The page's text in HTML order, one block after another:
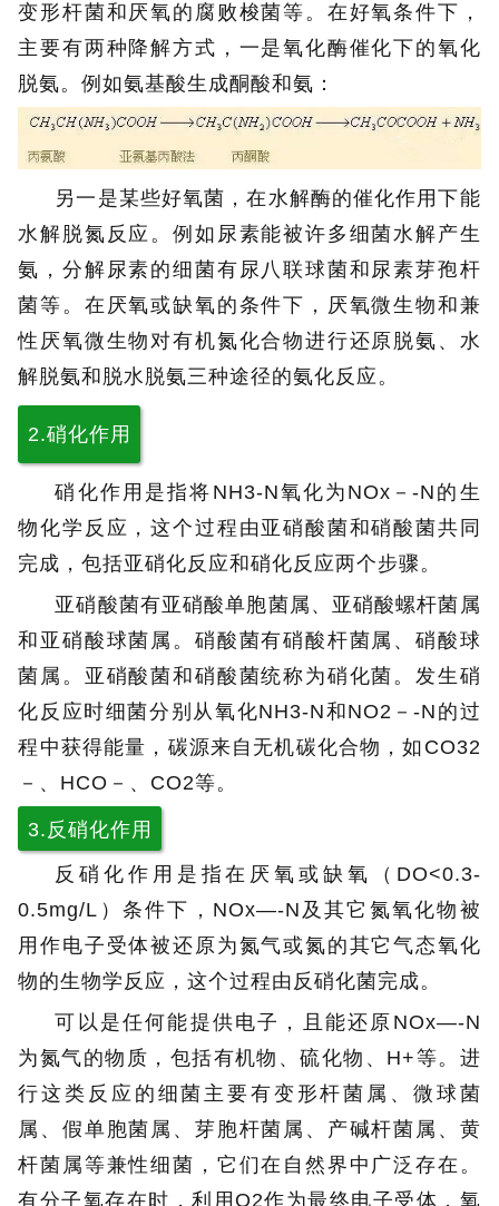
变形杆菌和厌氧的腐败梭菌等。在好氧条件下，
主要有两种降解方式，一是氧化酶催化下的氧化
脱氨。例如氨基酸生成酮酸和氨：
另一是某些好氧菌，在水解酶的催化作用下能
水解脱氮反应。例如尿素能被许多细菌水解产生
氨，分解尿素的细菌有尿八联球菌和尿素芽孢杆
菌等。 在厌氧或缺氧的条件下，厌氧微生物和兼
性厌氧微生物对有机氮化合物进行还原脱氨、水
解脱氨和脱水脱氨三种途径的氨化反应。
2.硝化作用
硝化作用是指将NH3-N氧化为NOx－-N的生
物化学反应，这个过程由亚硝酸菌和硝酸菌共同
完成，包括亚硝化反应和硝化反应两个步骤。
亚硝酸菌有亚硝酸单胞菌属、亚硝酸螺杆菌属
和亚硝酸球菌属。硝酸菌有硝酸杆菌属、硝酸球
菌属。亚硝酸菌和硝酸菌统称为硝化菌。发生硝
化反应时细菌分别从氧化NH3-N和NO2－-N的过
程中获得能量，碳源来自无机碳化合物，如CO32
－、HCO－、CO2等。
3.反硝化作用
反硝化作用是指在厌氧或缺氧（DO<0.3-
0.5mg/L）条件下，NOx―-N及其它氮氧化物被
用作电子受体被还原为氮气或氮的其它气态氧化
物的生物学反应，这个过程由反硝化菌完成。
可以是任何能提供电子，且能还原NOx―-N
为氮气的物质，包括有机物、硫化物、H+等。进
行这类反应的细菌主要有变形杆菌属、微球菌
属、假单胞菌属、芽胞杆菌属、产碱杆菌属、黄
杆菌属等兼性细菌，它们在自然界中广泛存在。
有分子氧存在时，利用O2作为最终电子受体，氧